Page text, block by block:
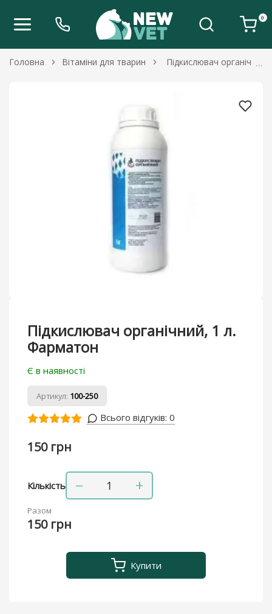
0
Головна Вітаміни для тварин Підкислювач
Підкислювач органічний, 1 л.
Фарматон
Є в наявності
Артикул: 100-250
Всього відгуків: 0
150 грн
Кількість − +
Разом
150 грн
Купити